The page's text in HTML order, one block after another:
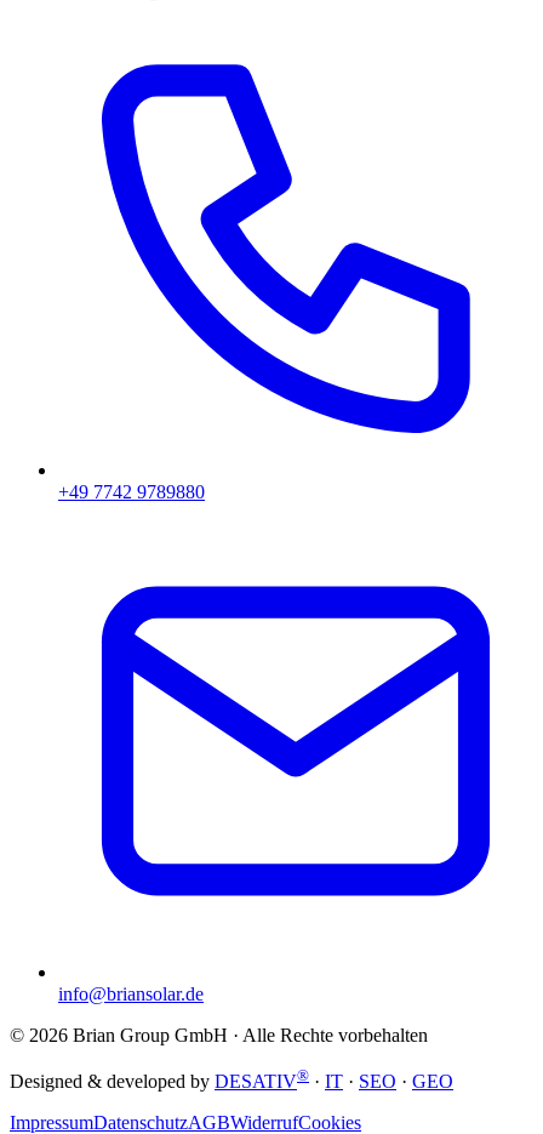
+49 7742 9789880
info@briansolar.de
© 2026 Brian Group GmbH · Alle Rechte vorbehalten
Designed & developed by DESATIV® · IT · SEO · GEO
ImpressumDatenschutzAGBWiderrufCookies